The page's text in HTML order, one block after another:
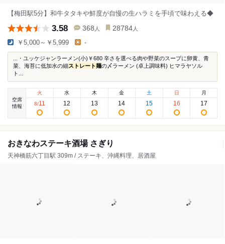
【梅田駅5分】和牛タタキや鮮度が自慢の生ハラミを手頃で味わえる◆
3.58 368 人 28784 人
￥5,000～￥5,999 -
...・ユッケジャンラーメン(小)￥680 辛さを選べる肉や野菜のスープに卵黄、青
菜、海苔に低加水の細ストレート麺の〆ラーメン (卓上調味料) ヒマラヤソル
ト...
空席
情報
火
8/11
水
12
木
13
金
14
土
15
日
16
月
17
おきなわステーキ酒場 さぎり
天神橋筋六丁目駅 309m / ステーキ、沖縄料理、居酒屋